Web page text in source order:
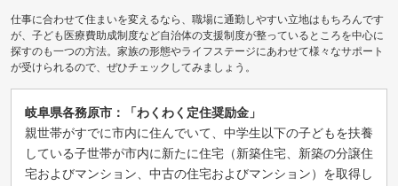
仕事に合わせて住まいを変えるなら、職場に通勤しやすい立地はもちろんです
が、子ども医療費助成制度など自治体の支援制度が整っているところを中心に
探すのも一つの方法。家族の形態やライフステージにあわせて様々なサポート
が受けられるので、ぜひチェックしてみましょう。
岐阜県各務原市：「わくわく定住奨励金」
親世帯がすでに市内に住んでいて、中学生以下の子どもを扶養
している子世帯が市内に新たに住宅（新築住宅、新築の分譲住
宅およびマンション、中古の住宅およびマンション）を取得し